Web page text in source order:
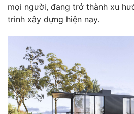
mọi người, đang trở thành xu
trình xây dựng hiện nay.